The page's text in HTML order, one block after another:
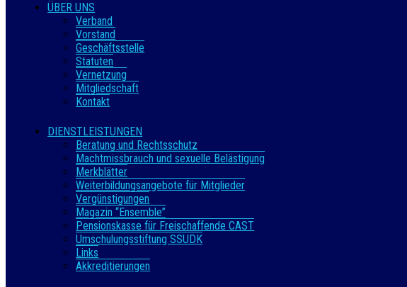
ÜBER UNS
Verband
Vorstand
Geschäftsstelle
Statuten
Vernetzung
Mitgliedschaft
Kontakt
DIENSTLEISTUNGEN
Beratung und Rechtsschutz
Machtmissbrauch und sexuelle Belästigung
Merkblätter
Weiterbildungsangebote für Mitglieder
Vergünstigungen
Magazin “Ensemble”
Pensionskasse für Freischaffende CAST
Umschulungsstiftung SSUDK
Links
Akkreditierungen